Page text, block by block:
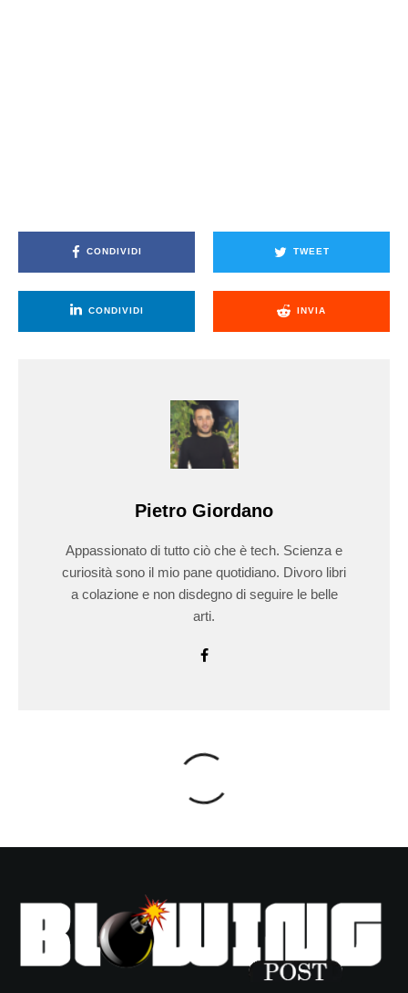
CONDIVIDI TWEET
CONDIVIDI INVIA
Pietro Giordano
Appassionato di tutto ciò che è tech. Scienza e
curiosità sono il mio pane quotidiano. Divoro libri
a colazione e non disdegno di seguire le belle
arti.